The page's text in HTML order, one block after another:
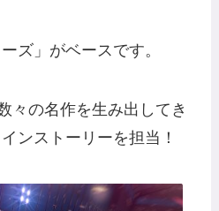
ズ」がベースです。
々の名作を生み出してき
ンストーリーを担当！